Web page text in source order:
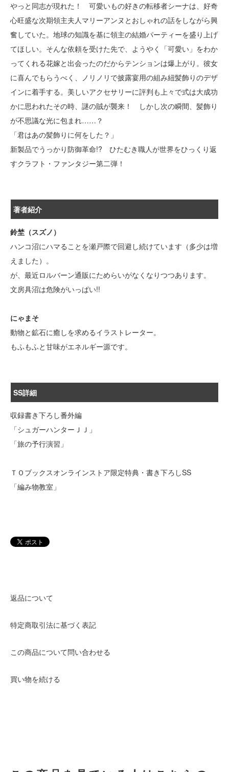
やっと同志が現れた！ 可愛いもの好きの転移者シーナは、好奇
心旺盛な次期領主夫人マリーアンヌとおしゃれの話をしながら興
奮していた。地球の知識を基に領主の結婚パーティーを盛り上げ
てほしい。そんな依頼を受けた先で、ようやく「可愛い」をわか
ってくれる花嫁と出会ったのだからテンションは爆上がり。彼女
に喜んでもらうべく、ノリノリで披露宴用の組み紐髪飾りのデザ
インに着手する。美しいアクセサリーに評判も上々で式は大成功
かに思われたその時、謎の賊が襲来！ しかし次の瞬間、髪飾り
が不思議な光に包まれ……？
「君はあの髪飾りに何をした？」
新製品でうっかり防御革命!? ひたむき職人が世界をひっくり返
すクラフト・ファンタジー第二弾！
著者紹介
鈴埜（スズノ）
ハンコ沼にハマることを瀬戸際で回避し続けています（多少は増
えました）。
が、最近ロルバーン通販にためらいがなくなりつつあります。
文房具沼は危険がいっぱい!!
にゃまそ
動物と鉱石に癒しを求めるイラストレーター。
もふもふと甘味がエネルギー源です。
SS詳細
収録書き下ろし番外編
「シュガーハンターＪＪ」
「旅の予行演習」
ＴＯブックスオンラインストア限定特典・書き下ろしSS
「編み物教室」
返品について
特定商取引法に基づく表記
この商品について問い合わせる
買い物を続ける